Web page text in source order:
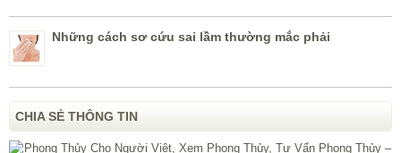
Những cách sơ cứu sai lầm thường mắc phải
CHIA SẺ THÔNG TIN